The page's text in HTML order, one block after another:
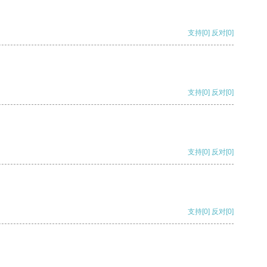
支持[0] 反对[0]
支持[0] 反对[0]
支持[0] 反对[0]
支持[0] 反对[0]